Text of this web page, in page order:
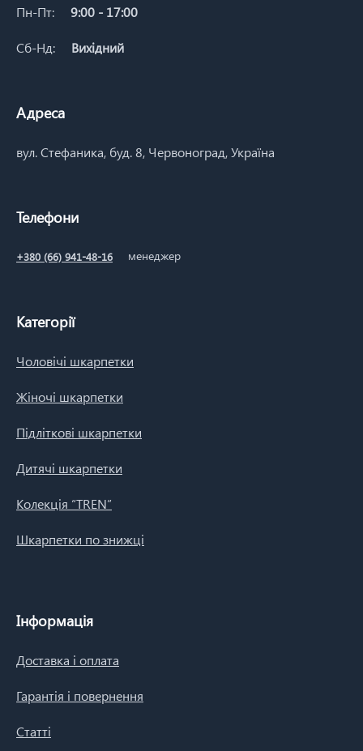
Пн-Пт: 9:00 - 17:00
Сб-Нд: Вихідний
Адреса
вул. Стефаника, буд. 8, Червоноград, Україна
Телефони
+380 (66) 941-48-16 менеджер
Категорії
Чоловічі шкарпетки
Жіночі шкарпетки
Підліткові шкарпетки
Дитячі шкарпетки
Колекція “TREN”
Шкарпетки по знижці
Інформація
Доставка і оплата
Гарантія і повернення
Статті